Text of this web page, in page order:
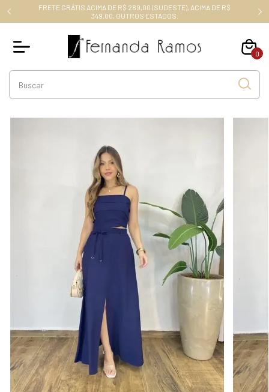
FRETE GRÁTIS ACIMA DE R$ 289,00 (SUDESTE), ACIMA DE R$
349,00, OUTROS ESTADOS.
0